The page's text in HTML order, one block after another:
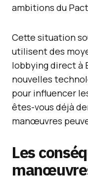
ambitions du
Cette situation
utilisent des
lobbying direct à
nouvelles
pour influencer
êtes-vous déjà
manœuvres
Les